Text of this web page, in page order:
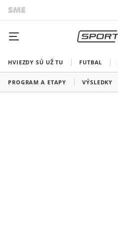
HVIEZDY SÚ UŽ TU FUTBAL
PROGRAM A ETAPY VÝSLEDKY